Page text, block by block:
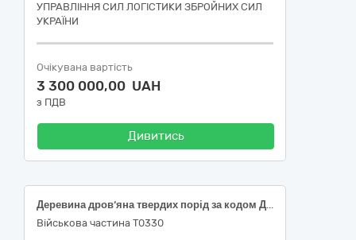
УПРАВЛІННЯ СИЛ ЛОГІСТИКИ ЗБРОЙНИХ СИЛ
УКРАЇНИ
Очікувана вартість
3 300 000,00 UAH
з ПДВ
Дивитись
Деревина дров‘яна твердих порід за кодом ДК 021:2015:03410000-7 Деревина
Військова частина Т0330